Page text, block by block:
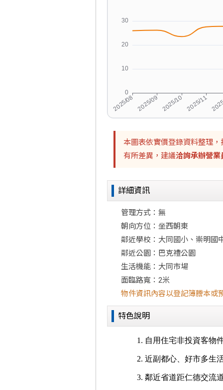
本圖表依實價登錄資料整理
有所差異，建議洽詢承辦營業
詳細資訊
管理方式：無
朝向方位：坐西朝東
鄰近學校：大同國小、崇明國
鄰近公園：巴克禮公園
生活機能：大同市場
面臨路寬：2米
物件資訊內容以登記簿謄本或
特色說明